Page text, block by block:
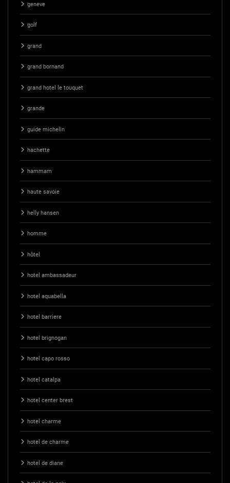
geneve
golf
grand
grand bornand
grand hotel le touquet
grande
guide michelin
hachette
hammam
haute savoie
helly hansen
homme
hôtel
hotel ambassadeur
hotel aquabella
hotel barriere
hotel brignogan
hotel capo rosso
hotel catalpa
hotel center brest
hotel charme
hotel de charme
hotel de diane